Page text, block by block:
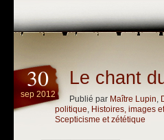
30
sep 2012
Le chant
Publié par Maître Lupin,
politique, Histoires, images
Scepticisme et zététique